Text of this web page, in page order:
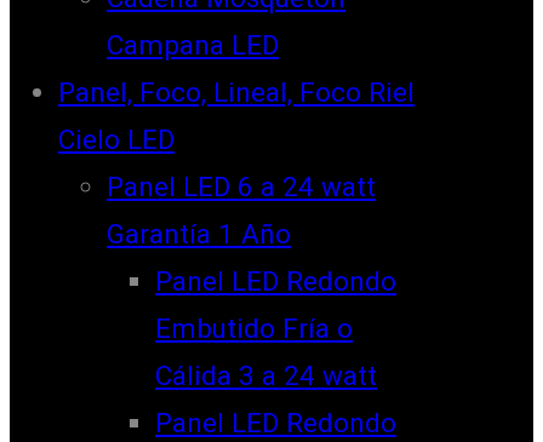
Campana LED
Panel, Foco, Lineal, Foco Riel
Cielo LED
Panel LED 6 a 24 watt
Garantía 1 Año
Panel LED Redondo
Embutido Fría o
Cálida 3 a 24 watt
Panel LED Redondo